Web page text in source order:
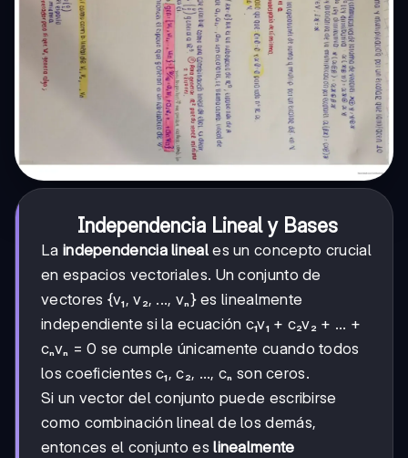
Independencia Lineal y Bases
La independencia lineales un concepto crucial
en espacios vectoriales. Un conjunto de
vectores {v₁, v₂, ..., vₙ} es linealmente
independiente si la ecuación c₁v₁ + c₂v₂ + ... +
cₙvₙ = 0 se cumple únicamente cuando todos
los coeficientes c₁, c₂, ..., cₙ son ceros.
Si un vector del conjunto puede escribirse
como combinación lineal de los demás,
entonces el conjunto eslinealmente